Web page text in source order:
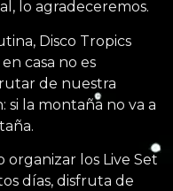
lo agradeceremos.
Disco Tropics
casa no es
de nuestra
si la montaña no va a
organizar los Live Set
días, disfruta de